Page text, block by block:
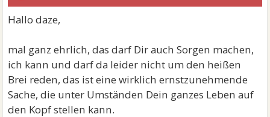
Hallo daze,
mal ganz ehrlich, das darf Dir auch Sorgen machen,
ich kann und darf da leider nicht um den heißen
Brei reden, das ist eine wirklich ernstzunehmende
Sache, die unter Umständen Dein ganzes Leben auf
den Kopf stellen kann.